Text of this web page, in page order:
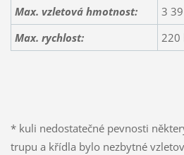
Max. vzletová hmotnost:
3
Max. rychlost:
220
* kuli nedostatečné pevnosti
trupu a křídla bylo nezbytné